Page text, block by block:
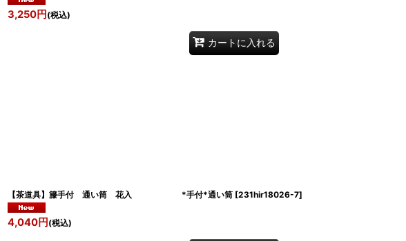
3,250円 (税込)
カートに入れる
【茶道具】籐手付 通い筒 花入 *手付*通い筒 [231hir18026-7]
4,040円 (税込)